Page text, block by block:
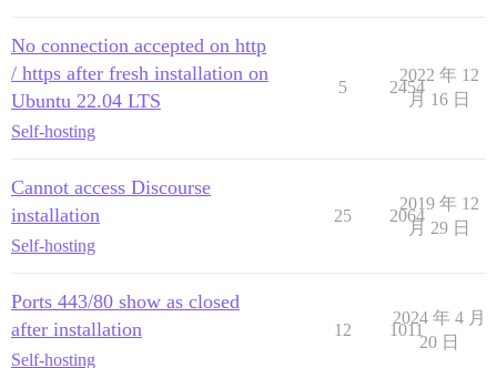
No connection accepted on http
/ https after fresh installation on
Ubuntu 22.04 LTS
Self-hosting
5 2454
2022 年 12
月 16 日
Cannot access Discourse
installation
Self-hosting
25 2064
2019 年 12
月 29 日
Ports 443/80 show as closed
after installation
Self-hosting
12 1011
2024 年 4 月
20 日